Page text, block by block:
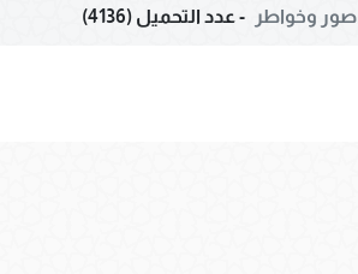
صور وخواطر - عدد التحميل (4136)